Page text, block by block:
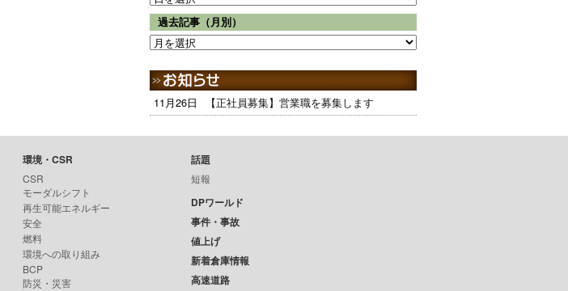
過去記事（月別）
11月26日 【正社員募集】営業職を募集します
環境・CSR
CSR
モーダルシフト
再生可能エネルギー
安全
燃料
環境への取り組み
BCP
防災・災害
話題
短報
DPワールド
事件・事故
値上げ
新着倉庫情報
高速道路